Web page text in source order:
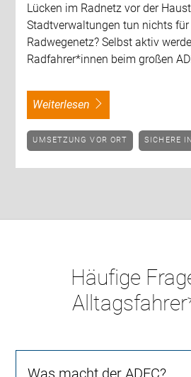
Lücken im Radnetz vor der
Stadtverwaltungen tun nichts
Radwegenetz? Selbst aktiv
Radfahrer*innen beim großen
weiterlesen
UMSETZUNG VOR ORT SICHERE
Häufige
Was macht der ADFC?